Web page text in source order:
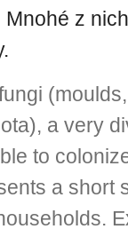
z
a very
to
a short